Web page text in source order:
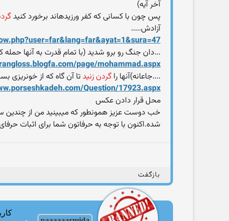
آخر آیه)
پس چون با كسانى كه كفر ورزيده‏اند برخورد كنيد
آزادش.....
...دان جنگ رو برو شديد (با تمام قدرت به آنها حمله
page/mohammad.aspx
....جاعانه)آنها را گردن زنیدتا آن گاه که از خونریزی
Question/17923.aspx
محل قرار دادن عکس
خب دوست عزیز همونطور که میبینید من از چندین
شده.اکنون با توجه به حرفاتون شما برای اثبات
بازگفت